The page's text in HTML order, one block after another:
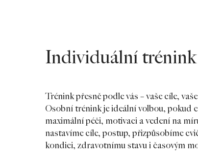
Individuální trénink
Trénink přesně podle vás – vaše cíle,
Osobní trénink je ideální volbou, pokud
maximální péči, motivaci a vedení na
nastavíme cíle, postup, přizpůsobíme
kondici, zdravotnímu stavu i časovým